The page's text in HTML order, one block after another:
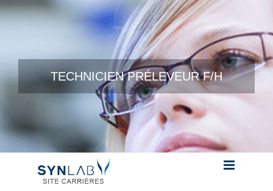
Skip to content
TECHNICIEN PRÉLEVEUR F/H